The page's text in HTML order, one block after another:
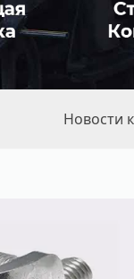
Новости